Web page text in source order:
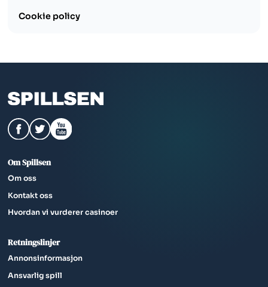
Cookie policy
Om Spillsen
Om oss
Kontakt oss
Hvordan vi vurderer casinoer
Retningslinjer
Annonsinformasjon
Ansvarlig spill